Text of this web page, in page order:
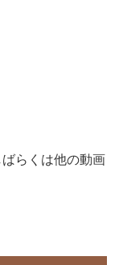
らくは他の動画